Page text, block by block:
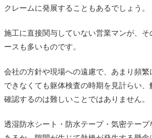
クレームに発展することもあるでしょう。
施工に直接関与していない営業マンが、そ
ースも多いものです。
会社の方針や現場への遠慮で、あまり頻繁
できなくても躯体検査の時期を見計らい
確認するのは難しいことではありません。
透湿防水シート・防水テープ・気密テー